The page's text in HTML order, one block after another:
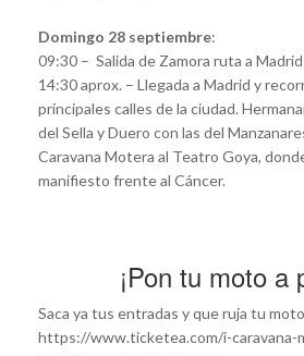
Domingo 28 septiembre:
09:30 – Salida de Zamora ruta a Madrid
14:30 aprox. – Llegada a Madrid y
principales calles de la ciudad.
del Sella y Duero con las del
Caravana Motera al Teatro Goya,
manifiesto frente al Cáncer.
¡Pon tu moto a
Saca ya tus entradas y que ruja tu
https://www.ticketea.com/i-caravana-